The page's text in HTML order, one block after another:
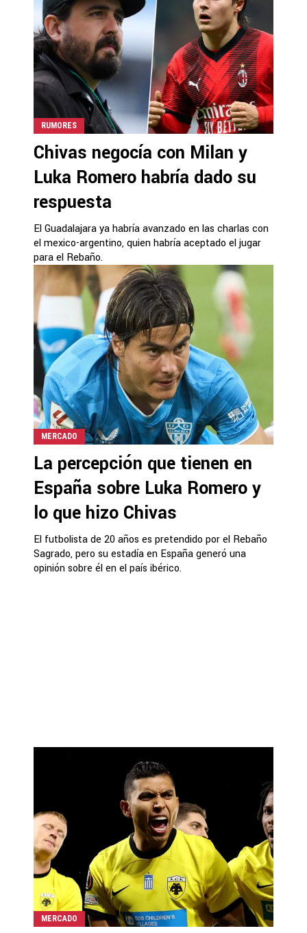
RUMORES
Chivas negocía con Milan y
Luka Romero habría dado su
respuesta
El Guadalajara ya habría avanzado en las charlas con
el mexico-argentino, quien habría aceptado el jugar
para el Rebaño.
MERCADO
La percepción que tienen en
España sobre Luka Romero y
lo que hizo Chivas
El futbolista de 20 años es pretendido por el Rebaño
Sagrado, pero su estadía en España generó una
opinión sobre él en el país ibérico.
MERCADO